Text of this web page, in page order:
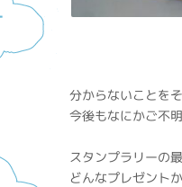
分からないことを
今後もなにかご不
スタンプラリーの
どんなプレゼント